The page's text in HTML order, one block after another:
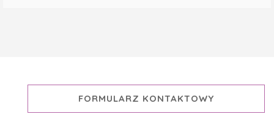
FORMULARZ KONTAKTOWY